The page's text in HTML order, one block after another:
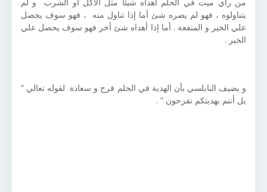
يتناولوه ، فهو لم يضره شئ أما إذا تناول منه ، فهو سوف يحصل
علي الخير و المنفعة . أما إذا أهداه شئ أخر فهو سوف يحصل علي
الخير .
و يضيف النابلسي بأن الهدية في الحلم فرح و سعادة لقوله تعالي ”
بل أنتم بهديتكم تفرحون ” .